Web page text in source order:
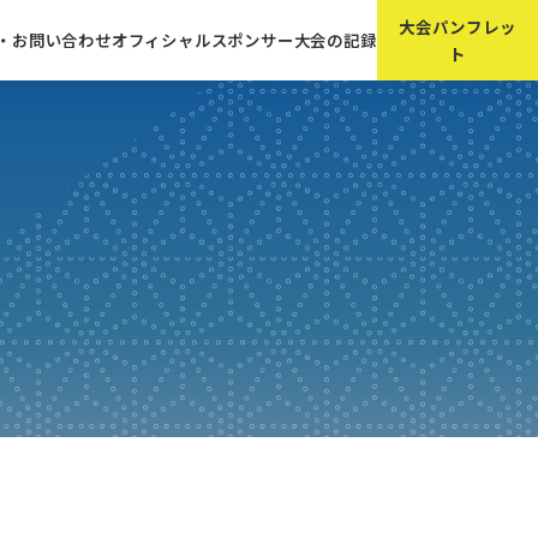
お問い合わせオフィシャルスポンサー大会の記録
大会パンフレッ
ト